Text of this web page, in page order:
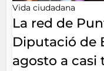
Vida ciudadana
La red de
Diputació de
agosto a